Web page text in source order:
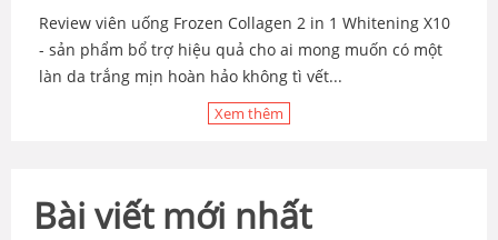
Review viên uống Frozen Collagen 2 in 1 Whitening X10
- sản phẩm bổ trợ hiệu quả cho ai mong muốn có một
làn da trắng mịn hoàn hảo không tì vết...
Xem thêm
Bài viết mới nhất